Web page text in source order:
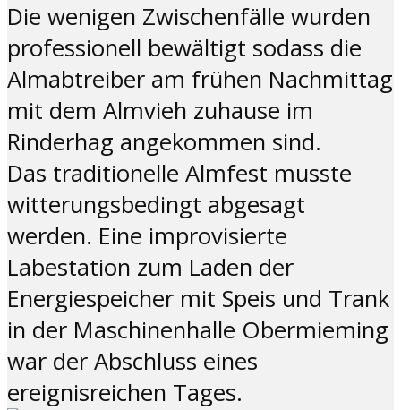
Die wenigen Zwischenfälle wurden
professionell bewältigt sodass die
Almabtreiber am frühen Nachmittag
mit dem Almvieh zuhause im
Rinderhag angekommen sind.
Das traditionelle Almfest musste
witterungsbedingt abgesagt
werden. Eine improvisierte
Labestation zum Laden der
Energiespeicher mit Speis und Trank
in der Maschinenhalle Obermieming
war der Abschluss eines
ereignisreichen Tages.